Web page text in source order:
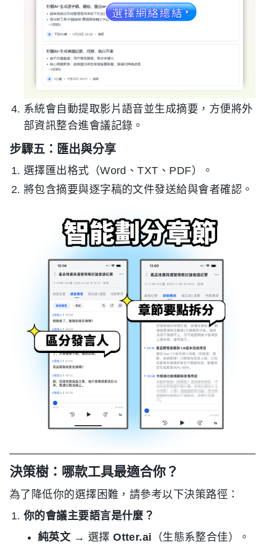
系統會自動提取影片語音並生成摘要，方便將外
部資訊整合進會議記錄。
步驟五：匯出與分享
選擇匯出格式（Word、TXT、PDF）。
將包含摘要與逐字稿的文件發送給與會者確認。
決策樹：哪款工具最適合你？
為了降低你的選擇困難，請參考以下決策路徑：
你的會議主要語言是什麼？
純英文 → 選擇Otter.ai （生態系整合佳）。